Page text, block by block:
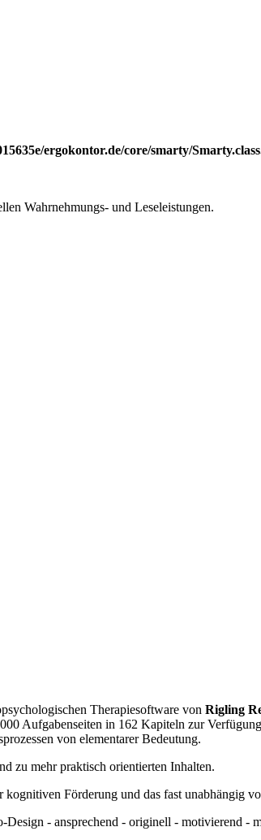
ergokontor.de/core/smarty/
Wahrnehmungs- und Leseleistungen.
Therapiesoftware von Rigling
Aufgabenseiten in 162 Kapiteln zur
von elementarer Bedeutung.
zu mehr praktisch orientierten Inhalten.
Förderung und das fast unabhängig
- ansprechend - originell - motivierend -